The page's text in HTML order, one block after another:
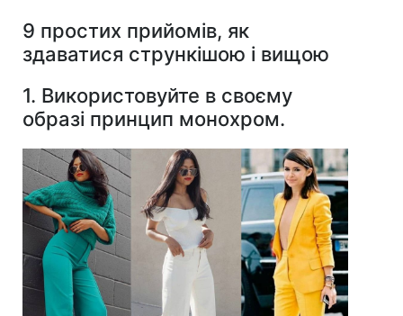
9 простих прийомів, як
здаватися стрункішою і вищою
1. Використовуйте в своєму
образі принцип монохром.